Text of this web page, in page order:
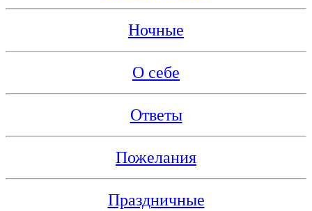
Ночные
О себе
Ответы
Пожелания
Праздничные